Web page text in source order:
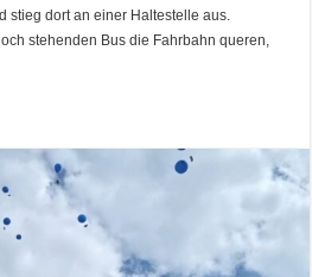
stieg dort an einer Haltestelle aus.
stehenden Bus die Fahrbahn queren,